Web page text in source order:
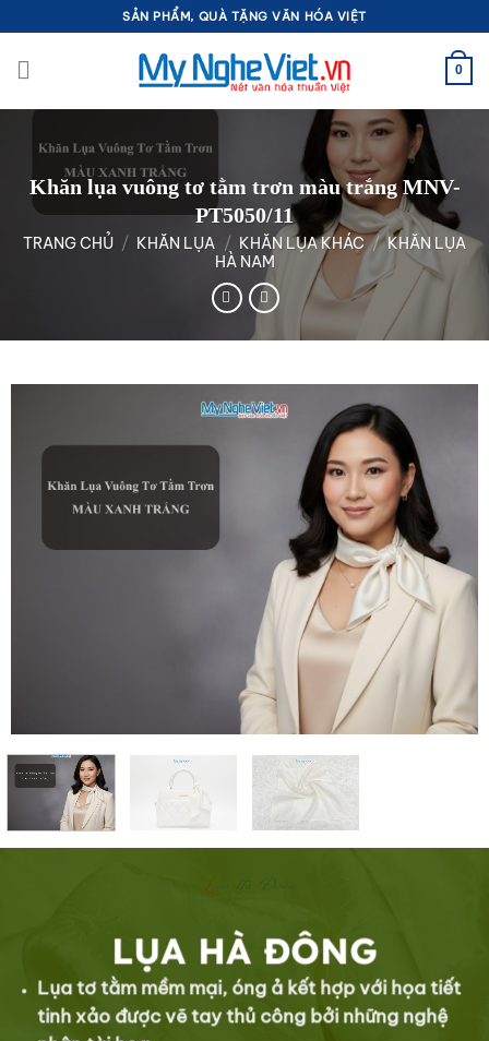
qua
nội
SẢN PHẨM, QUÀ TẶNG VĂN HÓA VIỆT
0
Khăn lụa vuông tơ tằm trơn màu trắng MNV-
PT5050/11
TRANG CHỦ / KHĂN LỤA / KHĂN LỤA KHÁC / KHĂN LỤA
HÀ NAM
LỤA HÀ ĐÔNG
Lụa tơ tằm mềm mại, óng ả kết hợp với họa tiết
tinh xảo được vẽ tay thủ công bởi những nghệ